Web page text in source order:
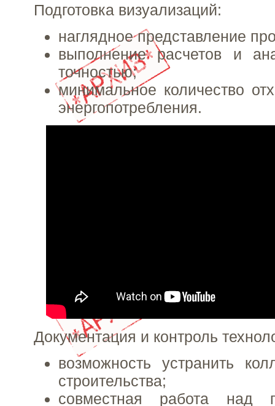
Подготовка визуализаций:
наглядное представление
выполнение расчетов и
точностью;
минимальное количество
энергопотребления.
Документация и контроль
возможность устранить
строительства;
совместная работа над